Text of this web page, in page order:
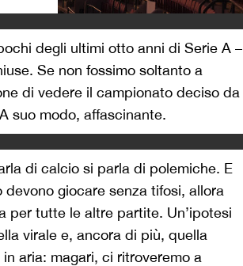
degli ultimi otto anni di Serie A –
Se non fossimo soltanto a
di vedere il campionato deciso da
suo modo, affascinante.
di calcio si parla di polemiche. E
giocare senza tifosi, allora
per tutte le altre partite. Un’ipotesi
virale e, ancora di più, quella
aria: magari, ci ritroveremo a